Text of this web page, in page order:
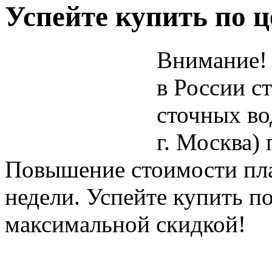
Успейте купить по
Внимание!
в России
сточных
г. Москва)
Повышение стоимости
недели. Успейте купить
максимальной скидкой!